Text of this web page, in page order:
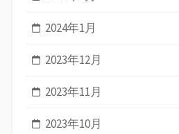
2024年1月
2023年12月
2023年11月
2023年10月